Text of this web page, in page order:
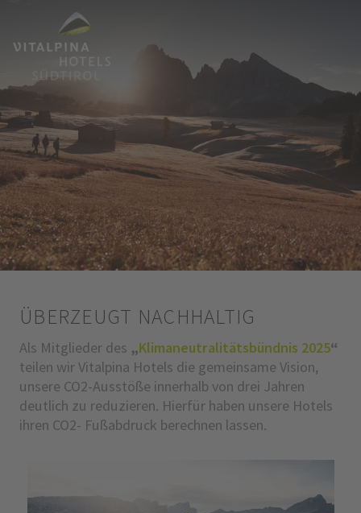
ÜBERZEUGT NACHHALTIG
Als Mitglieder des „Klimaneutralitätsbündnis 2025“
teilen wir Vitalpina Hotels die gemeinsame Vision,
unsere CO2-Ausstöße innerhalb von drei Jahren
deutlich zu reduzieren. Hierfür haben unsere Hotels
ihren CO2- Fußabdruck berechnen lassen.